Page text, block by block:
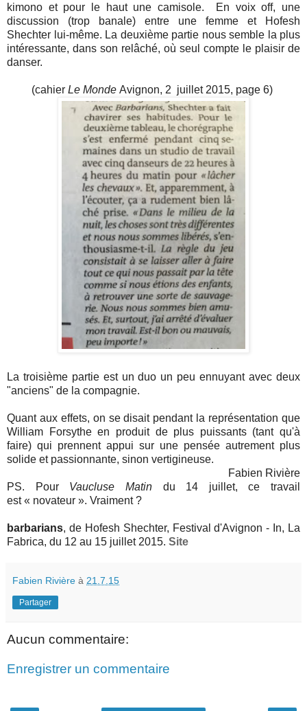
kimono et pour le haut une camisole. En voix off, une
discussion (trop banale) entre une femme et
Hofesh
Shechter lui-même. La deuxième partie nous semble la plus
intéressante, dans son relâché, où seul compte le plaisir de
danser.
(cahier Le Monde Avignon, 2 juillet 2015, page 6)
La troisième partie est un duo un peu ennuyant avec deux
"anciens" de la compagnie.
Quant aux effets, on se disait pendant la représentation que
William Forsythe en produit de plus puissants (tant qu'à
faire) qui prennent appui sur une pensée autrement plus
solide et passionnante, sinon vertigineuse.
Fabien Rivière
PS. Pour Vaucluse Matindu 14 juillet, ce travail
est« novateur ». Vraiment ?
barbarians, de Hofesh Shechter, Festival d'Avignon - In, La
Fabrica, du 12 au 15 juillet 2015. Site
Fabien Rivière à 21.7.15
Partager
Aucun commentaire:
Enregistrer un commentaire